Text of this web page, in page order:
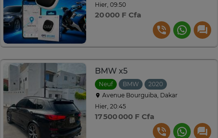
Hier, 09:50
20 000 F Cfa
BMW x5
Neuf BMW 2020
Avenue Bourguiba, Dakar
Hier, 20:45
17 500 000 F Cfa